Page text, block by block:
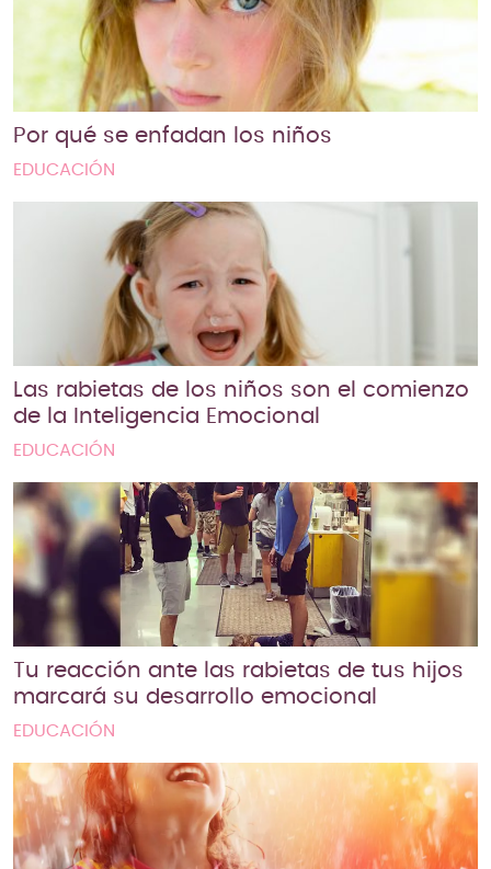
Por qué se enfadan los niños
EDUCACIÓN
Las rabietas de los niños son el comienzo
de la Inteligencia Emocional
EDUCACIÓN
Tu reacción ante las rabietas de tus hijos
marcará su desarrollo emocional
EDUCACIÓN